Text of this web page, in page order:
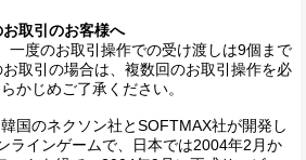
取引のお客様へ
一度のお取引操作での受け渡しは9個まで
取引の場合は、複数回のお取引操作を必
かじめご了承ください。
国のネクソン社とSOFTMAX社が開発し
ラインゲームで、日本では2004年2月か